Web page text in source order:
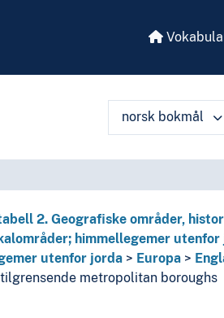
norsk bokmål
utenfor jorda
jorda
2. Geografiske områder,
himmellegemer utenfor
utenfor jorda
Europa
tilgrensende metropolitan boroughs